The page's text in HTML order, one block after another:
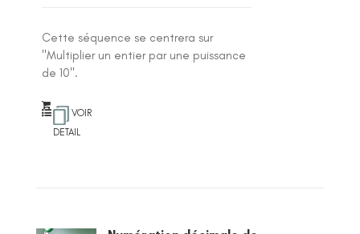
Cette séquence se centrera sur
"Multiplier un entier par une puissance
de 10".
VOIR
DETAIL